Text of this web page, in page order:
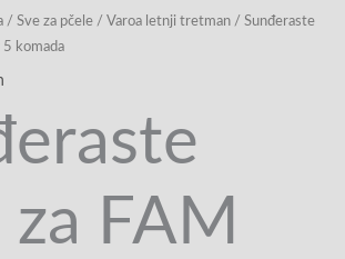
/ Sve za pčele / Varoa letnji tretman / Sunđeraste
5 komada
za FAM